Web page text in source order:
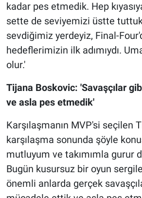
kadar pes etmedik. Hep
sette de seviyemizi üstte
sevdiğimiz yerdeyiz, Final-
hedeflerimizin ilk adımıydı.
olur.'
Tijana Boskovic: 'Savaşçılar
ve asla pes etmedik'
Karşılaşmanın MVP'si seçilen
karşılaşma sonunda şöyle
mutluyum ve takımımla gurur
Bugün kusursuz bir oyun
önemli anlarda gerçek